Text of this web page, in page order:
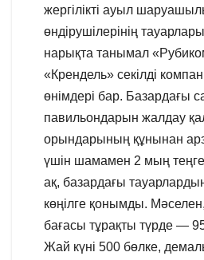
жергілікті ауыл
өндірушілерінің
нарықта танымал
«Крендель» секілді
өнімдері бар. Базардағы
павильондарын жалдау
орындарының құнынан
үшін шамамен 2 мың
ақ, базардағы
көңілге қонымды.
бағасы тұрақты түрде —
Жай күні 500 бөлке,